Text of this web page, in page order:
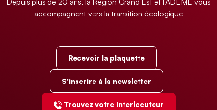
accompagnent vers la transition écologique
Recevoir la plaquette
S'inscrire à la newsletter
Trouvez votre interlocuteur